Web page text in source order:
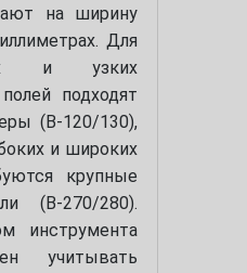
на ширину
Для
и узких
подходят
(B-120/130),
и широких
крупные
(B-270/280).
инструмента
учитывать